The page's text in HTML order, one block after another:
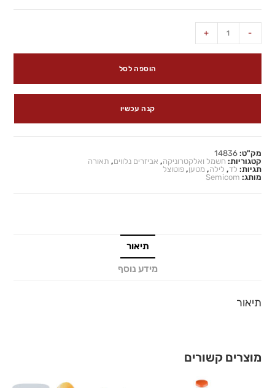
-
+
הוספה לסל
קנה עכשיו
מק"ט:14836
קטגוריות: חשמל ואלקטרוניקה, אביזרים נלווים, תאורה
תגיות: לד, לילה, מטען,פוטוצל
מותג: Semicom
תיאור
מידע נוסף
תיאור
מוצרים קשורים